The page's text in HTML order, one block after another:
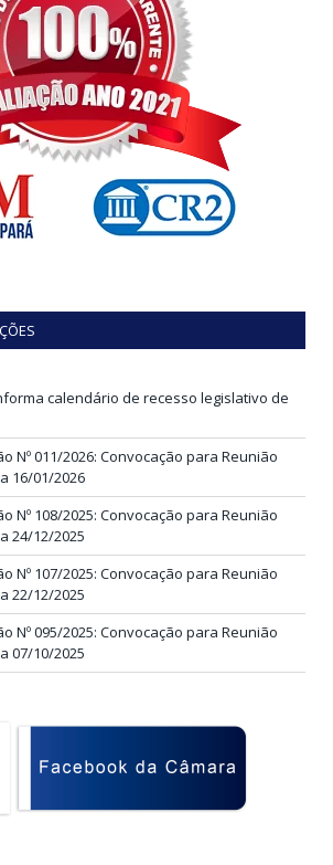
calendário de recesso legislativo de
Nº 011/2026: Convocação para Reunião
16/01/2026
Nº 108/2025: Convocação para Reunião
24/12/2025
Nº 107/2025: Convocação para Reunião
22/12/2025
Nº 095/2025: Convocação para Reunião
07/10/2025